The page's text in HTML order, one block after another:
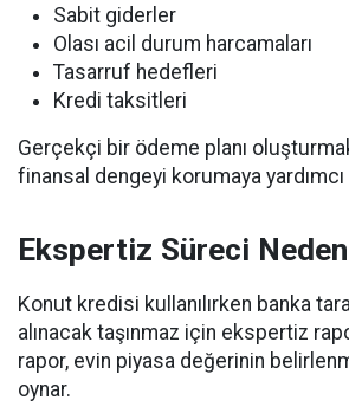
Sabit giderler
Olası acil durum harcamaları
Tasarruf hedefleri
Kredi taksitleri
Gerçekçi bir ödeme planı
finansal dengeyi korumaya
Ekspertiz Süreci
Konut kredisi kullanılırken banka
alınacak taşınmaz için ekspertiz
rapor, evin piyasa değerinin
oynar.